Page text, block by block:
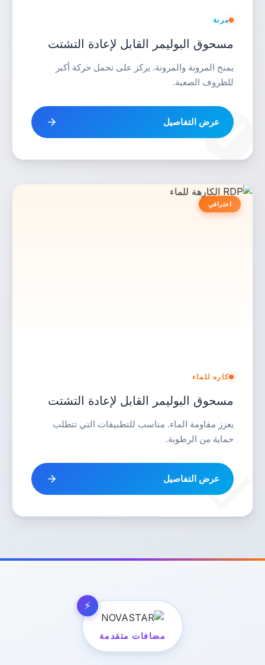
مرنة
مسحوق البوليمر القابل لإعادة التشتت
يمنح المرونة والمرونة. يركز على تحمل حركة أكبر
للظروف الصعبة.
عرض التفاصيل
احترافي
كاره للماء
مسحوق البوليمر القابل لإعادة التشتت
يعزز مقاومة الماء. مناسب للتطبيقات التي تتطلب
حماية من الرطوبة.
عرض التفاصيل
مضافات متقدمة